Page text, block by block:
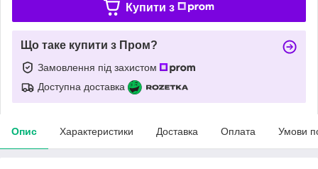
Купити з
Що таке купити з Пром?
Замовлення під захистом
Доступна доставка
Опис Характеристики Доставка Оплата Умови